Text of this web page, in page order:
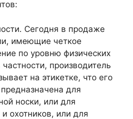
Сегодня в продаже
имеющие четкое
по уровню физических
частности, производитель
на этикетке, что его
для
носки, или для
охотников, или для